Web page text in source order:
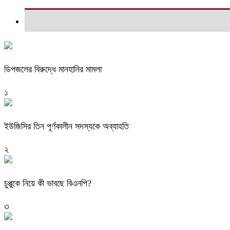
ডিপজলের বিরুদ্ধে মানহানির মামলা
১
ইউজিসির তিন পূর্ণকালীন সদস্যকে অব্যাহতি
২
চুপ্পুকে নিয়ে কী ভাবছে বিএনপি?
৩